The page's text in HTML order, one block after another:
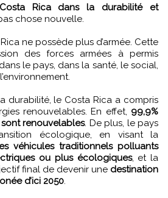
chose nouvelle.
ne possède plus d’armée. Cette
des forces armées à permis
le pays, dans la santé, le social,
durabilité, le Costa Rica a compris
renouvelables. En effet, 99,9%
renouvelables. De plus, le pays
écologique, en visant la
véhicules traditionnels polluants
ou plus écologiques, et la
final de devenir une destination
d’ici 2050.